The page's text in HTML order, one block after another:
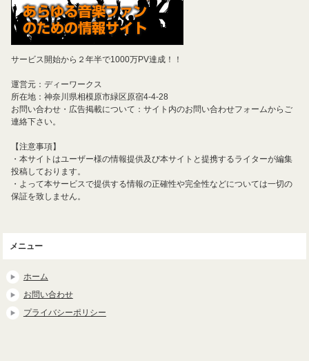
サービス開始から２年半で1000万PV達成！！
運営元：ディーワークス
所在地：神奈川県相模原市緑区原宿4-4-28
お問い合わせ・広告掲載について：サイト内のお問い合わせフォームからご
連絡下さい。
【注意事項】
・本サイトはユーザー様の情報提供及び本サイトと提携するライターが編集
投稿しております。
・よって本サービスで提供する情報の正確性や完全性などについては一切の
保証を致しません。
メニュー
ホーム
お問い合わせ
プライバシーポリシー